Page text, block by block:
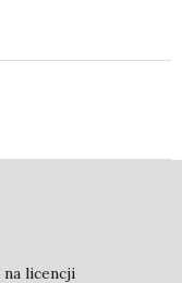
na licencji